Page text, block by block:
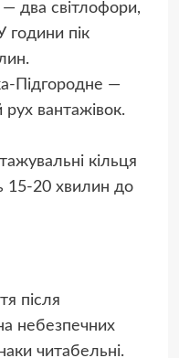
два світлофори,
пік
Підгородне —
рух вантажівок.
кільця
15-20 хвилин до
після
небезпечних
читабельні.